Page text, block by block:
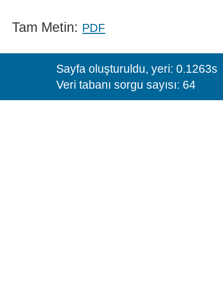
Tam Metin: PDF
Sayfa oluşturuldu, yeri: 0.1263s
Veri tabanı sorgu sayısı: 64